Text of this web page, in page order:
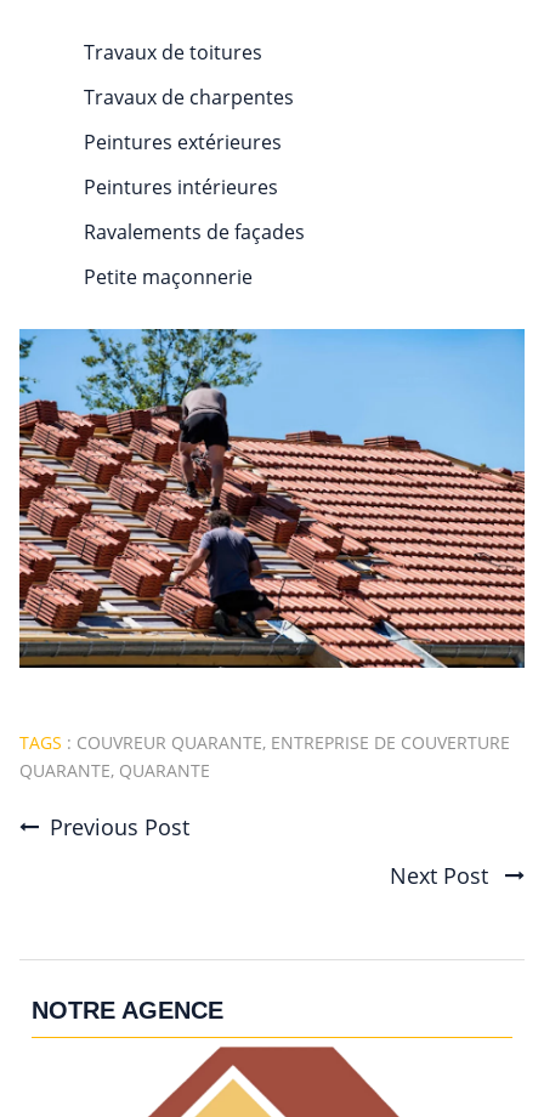
Travaux de toitures
Travaux de charpentes
Peintures extérieures
Peintures intérieures
Ravalements de façades
Petite maçonnerie
TAGS : COUVREUR QUARANTE, ENTREPRISE DE COUVERTURE
QUARANTE, QUARANTE
Post
navigation
Previous Post
Next Post
NOTRE AGENCE